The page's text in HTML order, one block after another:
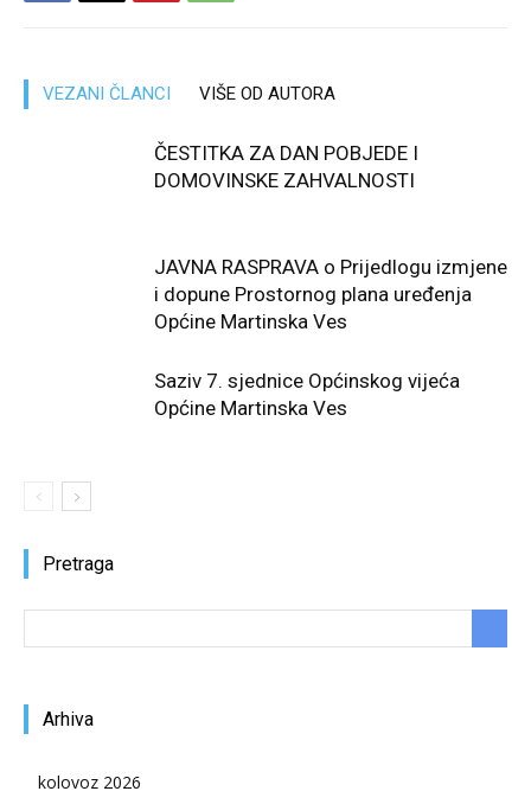
VEZANI ČLANCI VIŠE OD AUTORA
ČESTITKA ZA DAN POBJEDE I
DOMOVINSKE ZAHVALNOSTI
JAVNA RASPRAVA o Prijedlogu izmjene
i dopune Prostornog plana uređenja
Općine Martinska Ves
Saziv 7. sjednice Općinskog vijeća
Općine Martinska Ves
Pretraga
Arhiva
kolovoz 2026